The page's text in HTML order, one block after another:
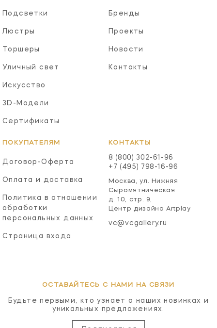
Подсветки
Люстры
Торшеры
Уличный свет
Искусство
3D-Модели
Сертификаты
Бренды
Проекты
Новости
Контакты
ПОКУПАТЕЛЯМ
Договор-Оферта
Оплата и доставка
Политика в отношении
обработки
персональных данных
Страница входа
КОНТАКТЫ
8 (800) 302-61-96
+7 (495) 798-16-96
Москва, ул. Нижняя
Сыромятническая
д. 10, стр. 9,
Центр дизайна Artplay
vc@vcgallery.ru
ОСТАВАЙТЕСЬ С НАМИ НА СВЯЗИ
Будьте первыми, кто узнает о наших новинках и
уникальных предложениях.